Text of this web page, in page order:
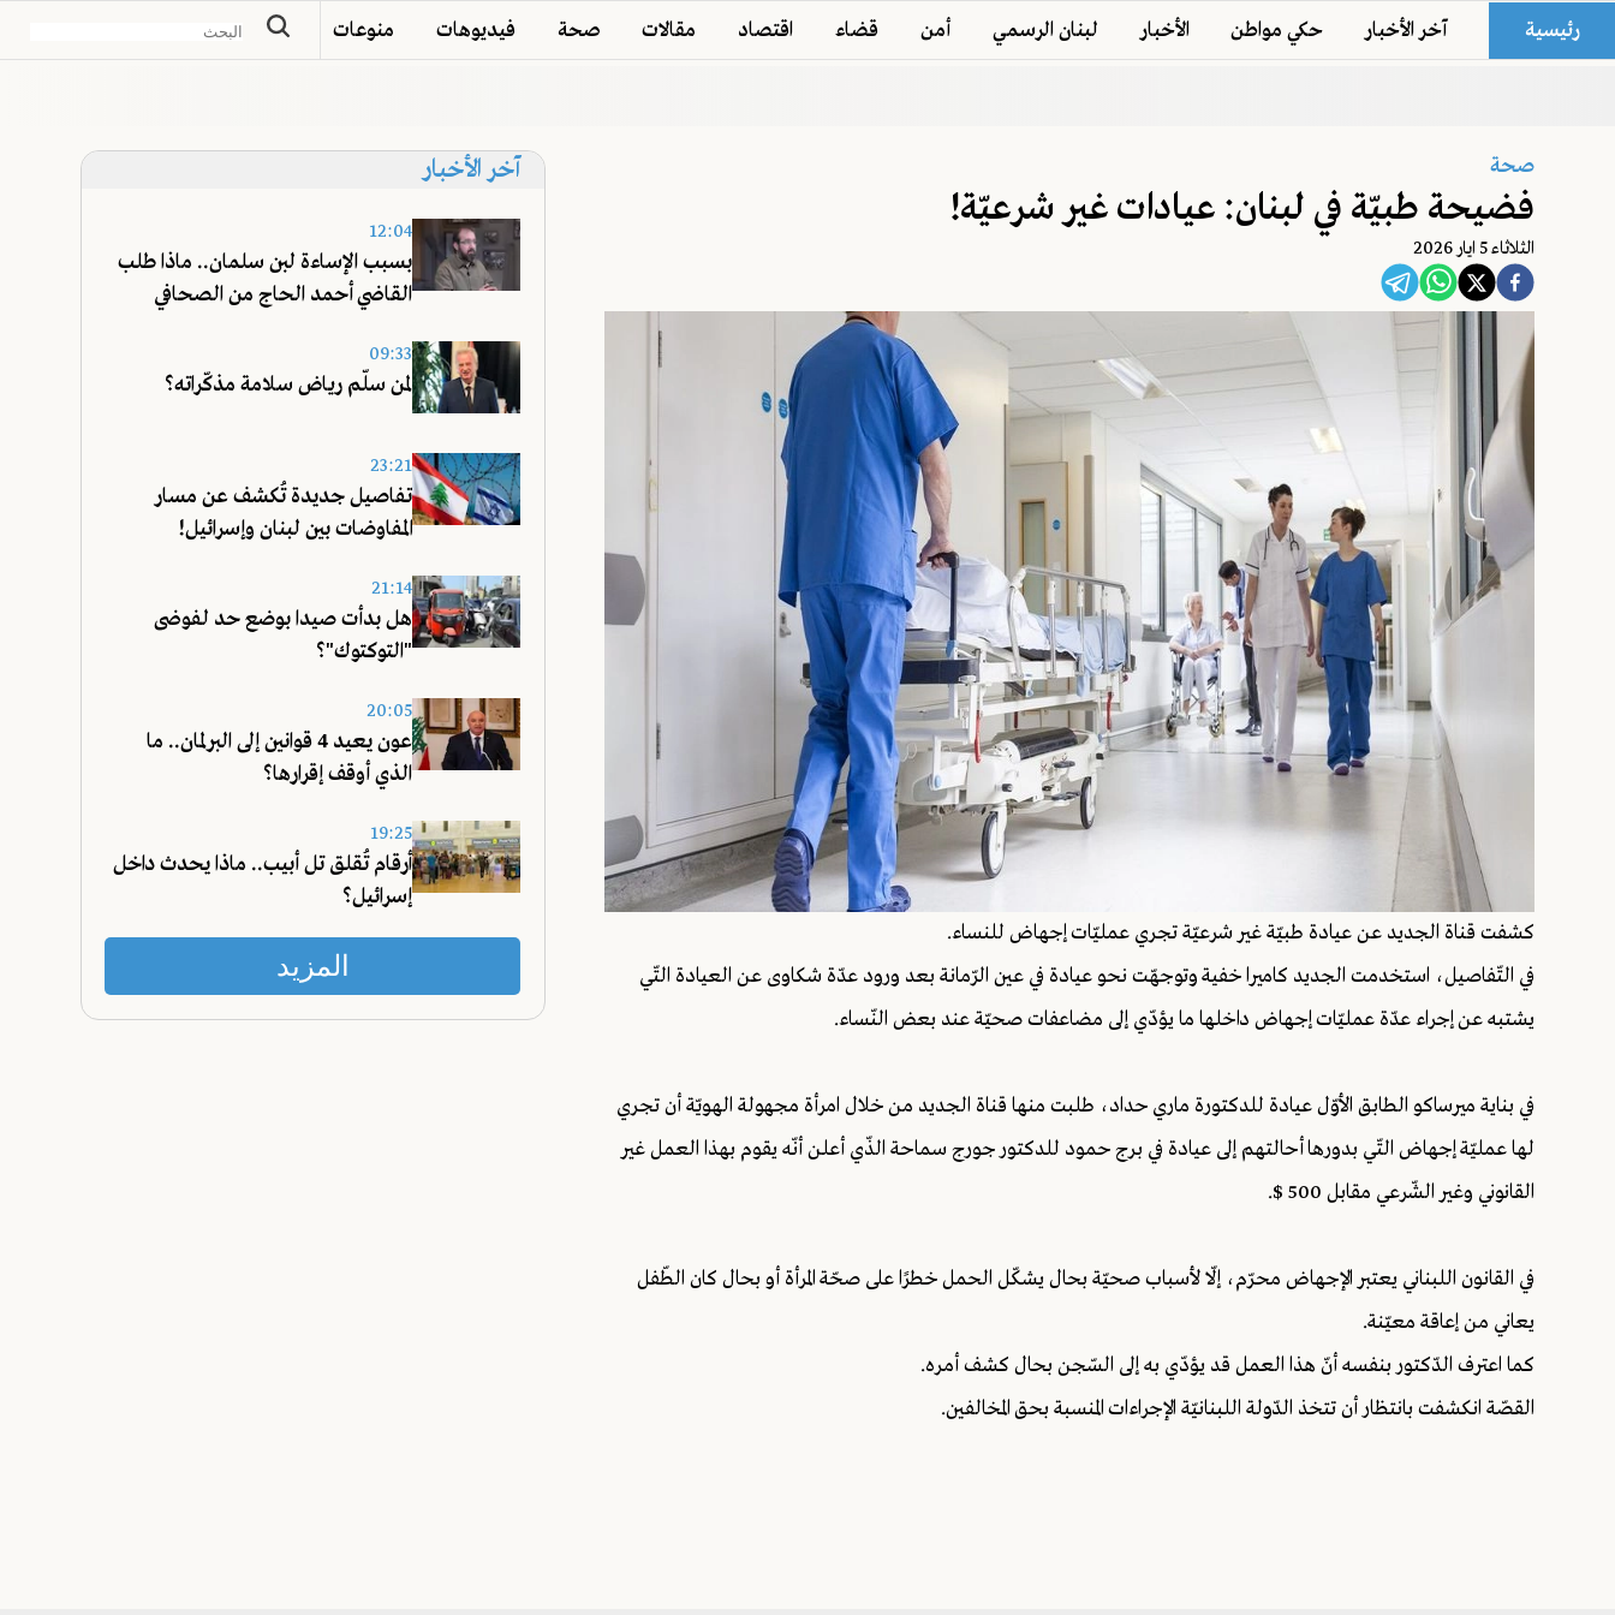
رئيسية آخر الأخبار حكي مواطن الأخبار لبنان الرسمي أمن قضاء اقتصاد مقالات صحة فيديوهات منوعات
صحة
فضيحة طبيّة في لبنان: عيادات غير شرعيّة!
الثلاثاء 5 ايار 2026
كشفت قناة الجديد عن عيادة طبيّة غير شرعيّة تجري عمليّات إجهاض للنساء.
في التّفاصيل، استخدمت الجديد كاميرا خفية وتوجهّت نحو عيادة في عين الرّمانة بعد ورود عدّة شكاوى عن العيادة التّي
يشتبه عن إجراء عدّة عمليّات إجهاض داخلها ما يؤدّي إلى مضاعفات صحيّة عند بعض النّساء.
في بناية ميرساكو الطابق الأوّل عيادة للدكتورة ماري حداد، طلبت منها قناة الجديد من خلال امرأة مجهولة الهويّة أن تجري
لها عمليّة إجهاض التّي بدورها أحالتهم إلى عيادة في برج حمود للدكتور جورج سماحة الذّي أعلن أنّه يقوم بهذا العمل غير
القانوني وغير الشّرعي مقابل 500 $.
في القانون اللبناني يعتبر الإجهاض محرّم، إلّا لأسباب صحيّة بحال يشكّل الحمل خطرًا على صحّة المرأة أو بحال كان الطّفل
يعاني من إعاقة معيّنة.
كما اعترف الدّكتور بنفسه أنّ هذا العمل قد يؤدّي به إلى السّجن بحال كشف أمره.
القصّة انكشفت بانتظار أن تتخذ الدّولة اللبنانيّة الإجراءات المنسبة بحق المخالفين.
آخر الأخبار
12:04
بسبب الإساءة لبن سلمان.. ماذا طلب
القاضي أحمد الحاج من الصحافي
09:33
لمن سلّم رياض سلامة مذكّراته؟
23:21
تفاصيل جديدة تُكشف عن مسار
المفاوضات بين لبنان وإسرائيل!
21:14
هل بدأت صيدا بوضع حد لفوضى
"التوكتوك"؟
20:05
عون يعيد 4 قوانين إلى البرلمان.. ما
الذي أوقف إقرارها؟
19:25
أرقام تُقلق تل أبيب.. ماذا يحدث داخل
إسرائيل؟
المزيد